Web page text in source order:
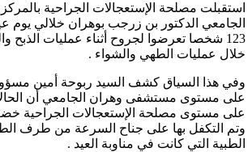
استقبلت مصلحة الإستعجالات الجراحية
الجامعي الدكتور بن زرجب بوهران خلالي يوم
123 شخصا تعرضوا لجروح أثناء عمليات الذبح
خلال عمليات الطهي والشواء .
وفي هذا السياق كشف السيد ربوحة أمين مسؤول
على مستوى مستشفى وهران الجامعي أن
على مستوى مصلحة الإستعجالات الجراحية
وتم التكفل بها على جناح السرعة من طرف
الطبية التي كانت في مناوبة العيد .